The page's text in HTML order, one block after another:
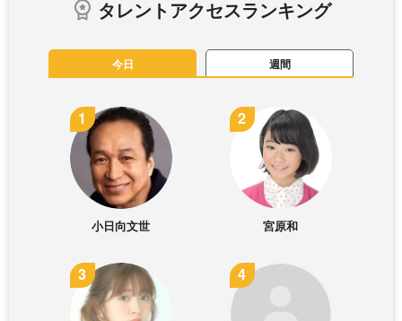
タレントアクセスランキング
今日 週間
小日向文世 宮原和